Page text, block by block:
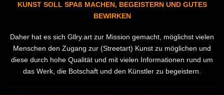
KUNST SOLL SPAß MACHEN, BEGEISTERN UND GUTES
BEWIRKEN
Daher hat es sich Gllry.art zur Mission gemacht, möglichst vielen
Menschen den Zugang zur (Streetart) Kunst zu möglichen und
diese durch hohe Qualität und mit vielen Informationen rund um
das Werk, die Botschaft und den Künstler zu begeistern.